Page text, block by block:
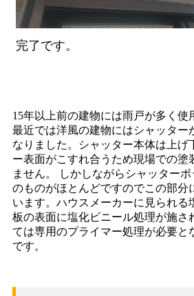
完了です。
15年以上前の建物には雨戸が多く使
最近では洋風の建物にはシャッター
なりました。シャッター本体は上げ
ー表面がこすれ合うため現場での塗
ません。 しかしながらシャッター
のものがほとんどですのでこの部分
います。ハウスメーカーに見られる
板の表面に塩化ビニール処理が施さ
ては専用のプライマー処理が必要と
です。